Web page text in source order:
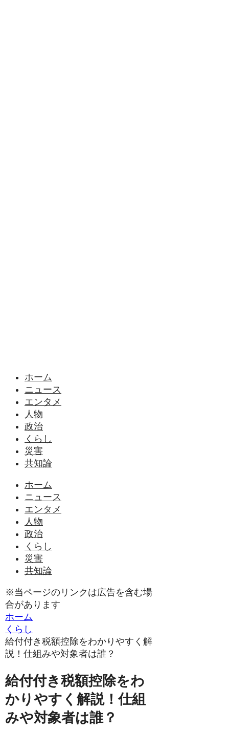
ホーム
ニュース
エンタメ
人物
政治
くらし
災害
共知論
ホーム
ニュース
エンタメ
人物
政治
くらし
災害
共知論
※当ページのリンクは広告を含む場
合があります
ホーム
くらし
給付付き税額控除をわかりやすく解
説！仕組みや対象者は誰？
給付付き税額控除をわ
かりやすく解説！仕組
みや対象者は誰？